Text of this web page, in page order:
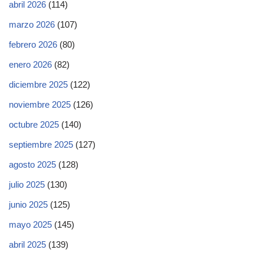
abril 2026 (114)
marzo 2026 (107)
febrero 2026 (80)
enero 2026 (82)
diciembre 2025 (122)
noviembre 2025 (126)
octubre 2025 (140)
septiembre 2025 (127)
agosto 2025 (128)
julio 2025 (130)
junio 2025 (125)
mayo 2025 (145)
abril 2025 (139)